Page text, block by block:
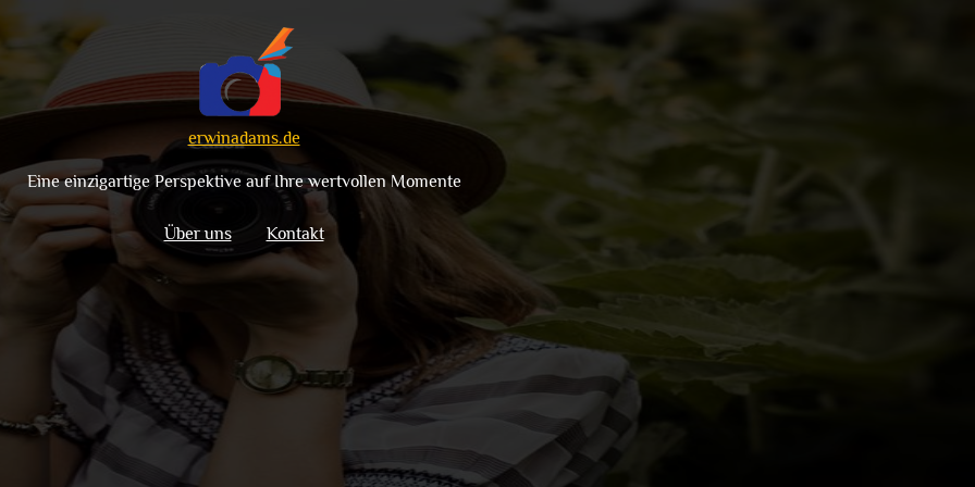
erwinadams.de
Eine einzigartige Perspektive auf Ihre wertvollen Momente
Über uns Kontakt